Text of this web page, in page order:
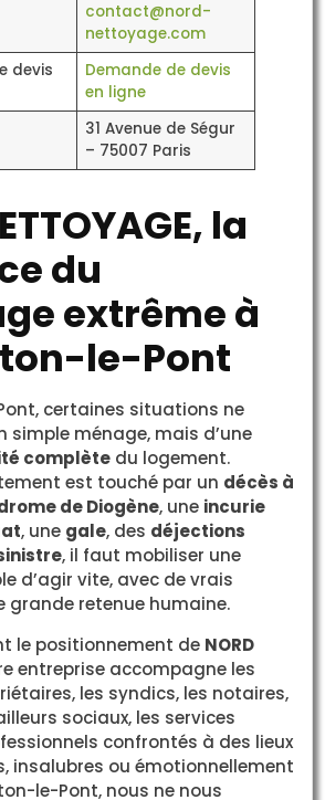
contact@nord-
nettoyage.com
devis
Demande de devis
en ligne
31 Avenue de Ségur
– 75007 Paris
la
du
extrême à
le-Pont
certaines situations ne
simple ménage, mais d’une
complète du logement.
est touché par un décès à
de Diogène, une incurie
, une gale, des déjections
, il faut mobiliser une
d’agir vite, avec de vrais
grande retenue humaine.
le positionnement de NORD
entreprise accompagne les
les syndics, les notaires,
sociaux, les services
confrontés à des lieux
insalubres ou émotionnellement
le-Pont, nous ne nous